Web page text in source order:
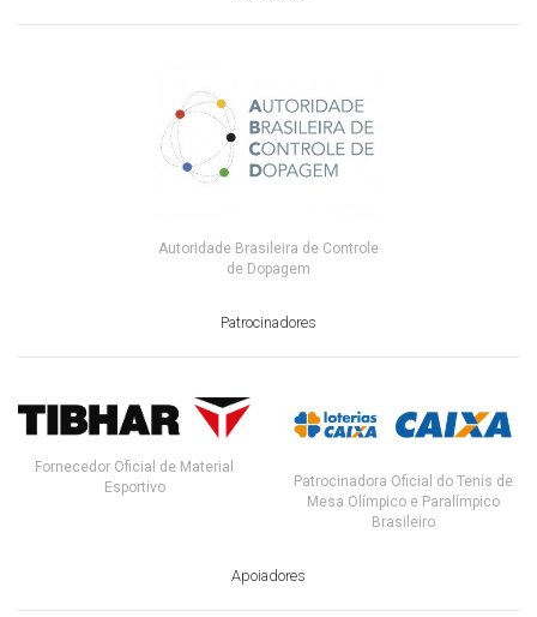
Autoridade Brasileira de Controle
de Dopagem
Patrocinadores
Fornecedor Oficial de Material
Esportivo
Patrocinadora Oficial do Tenis de
Mesa Olímpico e Paralímpico
Brasileiro
Apoiadores